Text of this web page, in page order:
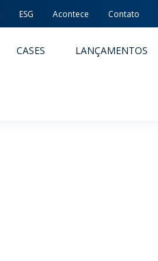
ESG Acontece Contato
CASES LANÇAMENTOS